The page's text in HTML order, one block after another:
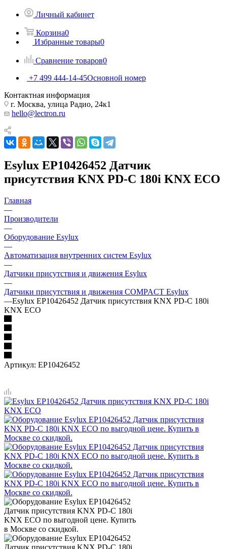
Личный кабинет
Корзина0
Избранные товары0
Сравнение товаров0
+7 499 444-14-45Основной номер
Контактная информация
г. Москва, улица Радио, 24к1
hello@lectron.ru
Esylux EP10426452 Датчик
присутствия KNX PD-C 180i KNX ECO
Главная
—
Производители
—
Оборудование Esylux
—
Автоматизация внутренних систем Esylux
—
Датчики присутствия и движения Esylux
—
Датчики присутствия и движения COMPACT Esylux
—Esylux EP10426452 Датчик присутствия KNX PD-C 180i
KNX ECO
Артикул: EP10426452